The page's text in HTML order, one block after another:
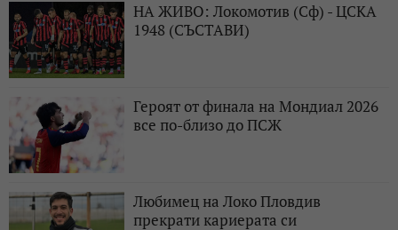
НА ЖИВО: Локомотив (Сф) - ЦСКА
1948 (СЪСТАВИ)
Героят от финала на Мондиал 2026
все по-близо до ПСЖ
Любимец на Локо Пловдив
прекрати кариерата си